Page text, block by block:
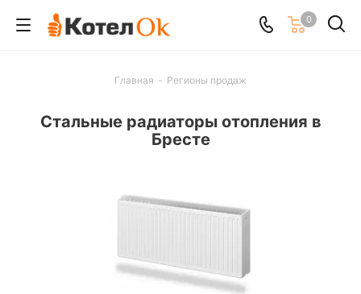
0
Главная - Регионы продаж
Стальные радиаторы отопления в
Бресте